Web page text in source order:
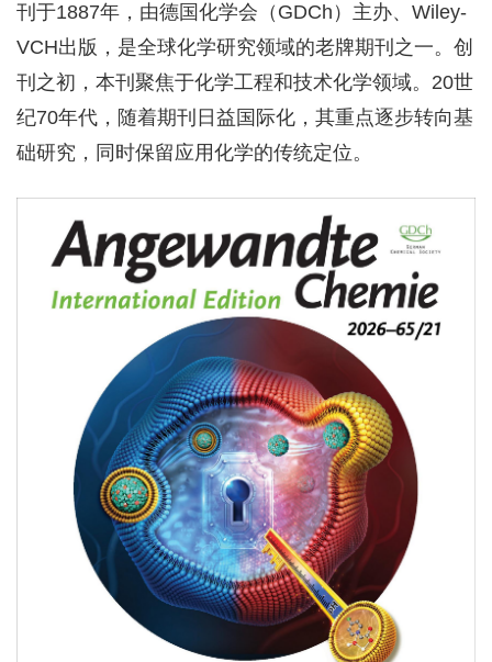
刊于1887年，由德国化学会（GDCh）主办、Wiley-
VCH出版，是全球化学研究领域的老牌期刊之一。创
刊之初，本刊聚焦于化学工程和技术化学领域。20世
纪70年代，随着期刊日益国际化，其重点逐步转向基
础研究，同时保留应用化学的传统定位。